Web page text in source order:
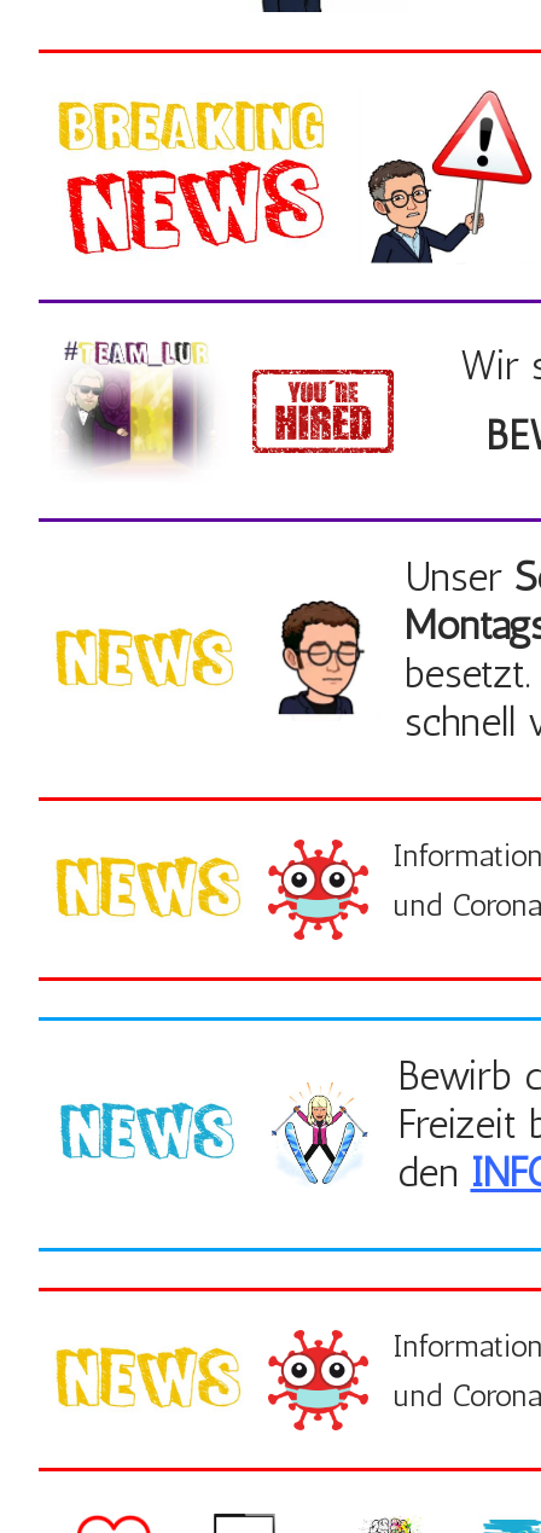
Wir
Unser
schnell
und
Bewirb
Freizeit
den
und